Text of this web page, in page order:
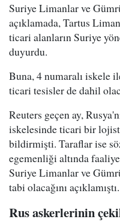
Suriye Limanlar ve
açıklamada, Tartus
ticari alanların Suriye
duyurdu.
Buna, 4 numaralı iskele
ticari tesisler de dahil
Reuters geçen ay,
iskelesinde ticari bir
bildirmişti. Taraflar ise
egemenliği altında
Suriye Limanlar ve
tabi olacağını açıklamıştı.
Rus askerlerinin